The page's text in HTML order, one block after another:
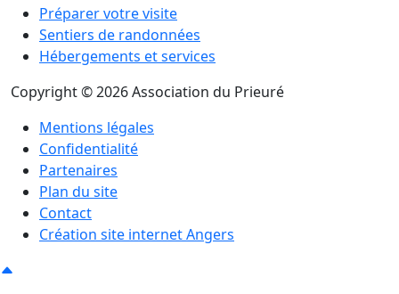
Préparer votre visite
Sentiers de randonnées
Hébergements et services
Copyright © 2026 Association du Prieuré
Mentions légales
Confidentialité
Partenaires
Plan du site
Contact
Création site internet Angers